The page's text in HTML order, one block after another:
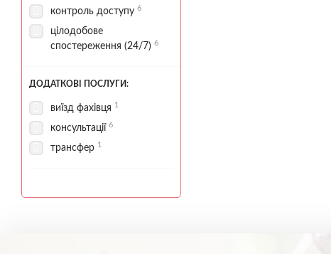
контроль доступу 6
цілодобове
спостереження (24/7) 6
ДОДАТКОВІ ПОСЛУГИ:
виїзд фахівця 1
консультації 6
трансфер 1